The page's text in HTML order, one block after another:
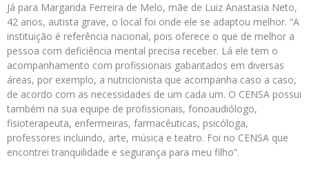
Já para Margarida Ferreira de Melo, mãe de Luiz Anastasia Neto,
42 anos, autista grave, o local foi onde ele se adaptou melhor. “A
instituição é referência nacional, pois oferece o que de melhor a
pessoa com deficiência mental precisa receber. Lá ele tem o
acompanhamento com profissionais gabaritados em diversas
áreas, por exemplo, a nutricionista que acompanha caso a caso,
de acordo com as necessidades de um cada um. O CENSA possui
também na sua equipe de profissionais, fonoaudiólogo,
fisioterapeuta, enfermeiras, farmacêuticas, psicóloga,
professores incluindo, arte, música e teatro. Foi no CENSA que
encontrei tranquilidade e segurança para meu filho”.